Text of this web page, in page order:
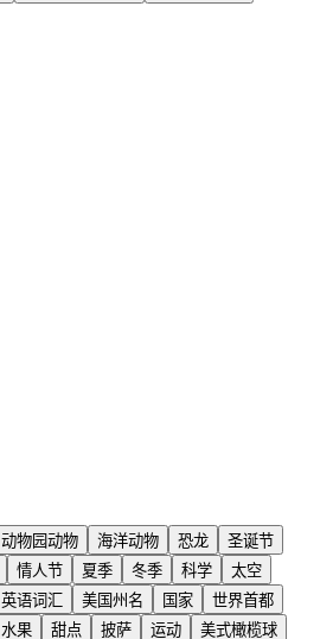
动物园动物 海洋动物 恐龙
圣诞节
情人节 夏季 冬季 科学
太空
英语词汇 美国州名 国家
世界首都
水果 甜点 披萨 运动 美式橄榄球